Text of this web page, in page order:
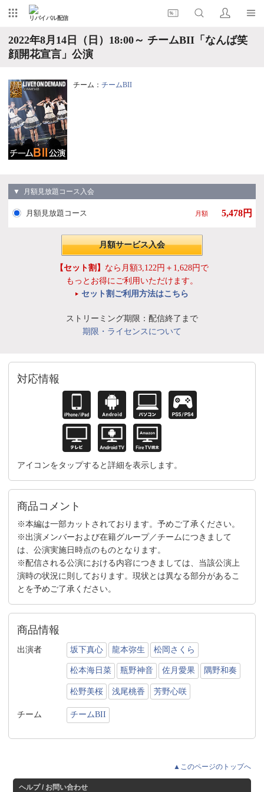
リバイバル配信
2022年8月14日（日）18:00～ チームBII「なんば笑
顔開花宣言」公演
チーム： チームBII
▼ 月額見放題コース入会
月額見放題コース 月額 5,478円
月額サービス入会
【セット割】 なら月額3,122円＋1,628円で
もっとお得にご利用いただけます。
セット割ご利用方法はこちら
ストリーミング期限：配信終了まで
期限・ライセンスについて
対応情報
アイコンをタップすると詳細を表示します。
商品コメント
※本編は一部カットされております。予めご了承ください。
※出演メンバーおよび在籍グループ／チームにつきまして
は、公演実施日時点のものとなります。
※配信される公演における内容につきましては、当該公演上
演時の状況に則しております。現状とは異なる部分があるこ
とを予めご了承ください。
商品情報
出演者 坂下真心 龍本弥生 松岡さくら
松本海日菜 瓶野神音 佐月愛果 隅野和奏
松野美桜 浅尾桃香 芳野心咲
チーム チームBII
▲このページのトップへ
ヘルプ / お問い合わせ